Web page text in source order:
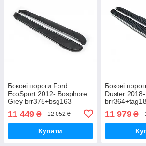
Бокові пороги Ford
EcoSport 2012- Bosphore
Grey brr375+bsg163
11 449 ₴ 12 052 ₴
Купити
Бокові
Duster
11 979₴